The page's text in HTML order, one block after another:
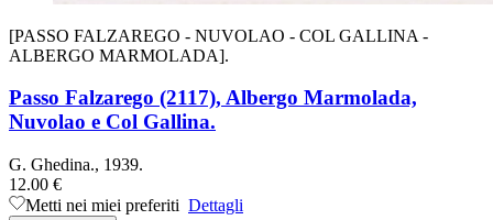
[PASSO FALZAREGO - NUVOLAO - COL GALLINA -
ALBERGO MARMOLADA].
Passo Falzarego (2117), Albergo Marmolada,
Nuvolao e Col Gallina.
G. Ghedina., 1939.
12.00 €
Metti nei miei preferiti Dettagli